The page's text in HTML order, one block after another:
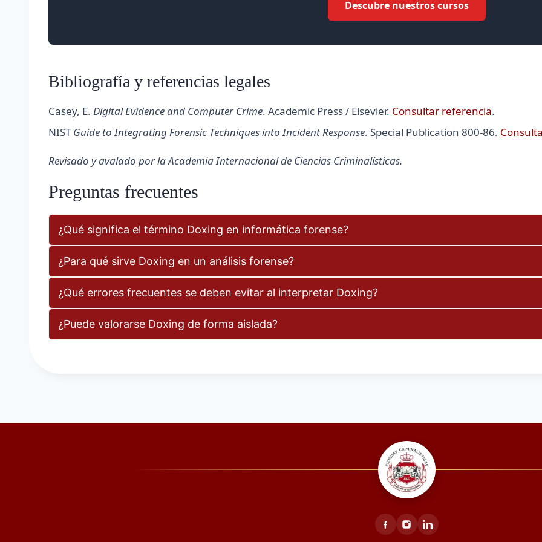
Descubre nuestros cursos
Bibliografía y referencias legales
Casey, E. Digital Evidence and Computer Crime. Academic Press / Elsevier. Consultar referencia.
NISTGuide to Integrating Forensic Techniques into Incident Response. Special Publication 800-86.
Revisado y avalado por la Academia Internacional de Ciencias Criminalísticas.
Preguntas frecuentes
¿Qué significa el término Doxing en informática forense?
¿Para qué sirve Doxing en un análisis forense?
¿Qué errores frecuentes se deben evitar al interpretar Doxing?
¿Puede valorarse Doxing de forma aislada?